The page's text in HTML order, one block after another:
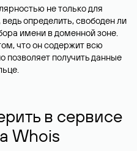
не только для
определить, свободен ли
имени в доменной зоне.
что он содержит всю
получить данные
в сервисе
Whois